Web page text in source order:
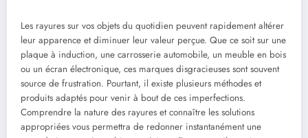
Les rayures sur vos objets du quotidien peuvent rapidement altérer
leur apparence et diminuer leur valeur perçue. Que ce soit sur une
plaque à induction, une carrosserie automobile, un meuble en bois
ou un écran électronique, ces marques disgracieuses sont souvent
source de frustration. Pourtant, il existe plusieurs méthodes et
produits adaptés pour venir à bout de ces imperfections.
Comprendre la nature des rayures et connaître les solutions
appropriées vous permettra de redonner instantanément une